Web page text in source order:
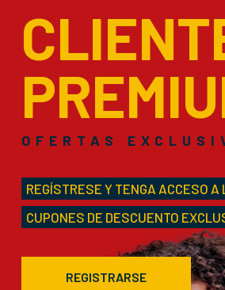
OFERTAS
REGÍSTRESE Y TENGA ACCESO A
CUPONES DE DESCUENTO
REGISTRARSE